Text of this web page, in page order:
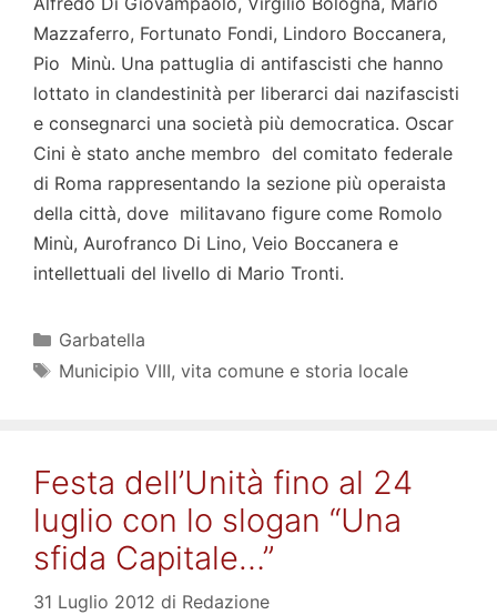
Mazzaferro, Fortunato Fondi, Lindoro Boccanera,
Pio Minù. Una pattuglia di antifascisti che hanno
lottato in clandestinità per liberarci dai nazifascisti
e consegnarci una società più democratica. Oscar
Cini è stato anche membro del comitato federale
di Roma rappresentando la sezione più operaista
della città, dove militavano figure come Romolo
Minù, Aurofranco Di Lino, Veio Boccanera e
intellettuali del livello di Mario Tronti.
Categorie
Garbatella
Tag
Municipio VIII, vita comune e storia locale
Festa dell’Unità fino al 24
luglio con lo slogan “Una
sfida Capitale…”
31 Luglio 2012 di Redazione